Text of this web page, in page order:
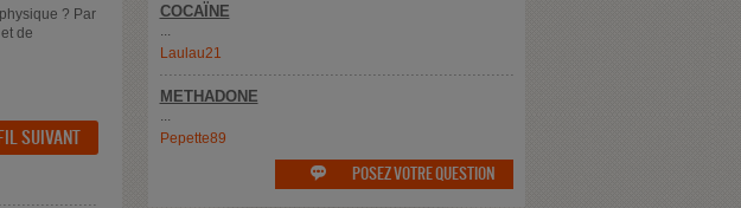
? Par
de
SUIVANT
COCAÏNE
Laulau21
METHADONE
Pepette89
 POSEZ VOTRE QUESTION